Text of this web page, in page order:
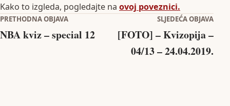
Kako to izgleda, pogledajte na ovoj poveznici.
Navigacija objava
PRETHODNA OBJAVA
NBA kviz – special 12
SLJEDEĆA OBJAVA
[FOTO] – Kvizopija –
04/13 – 24.04.2019.